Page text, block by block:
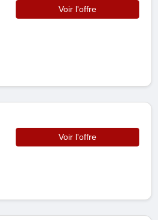
Voir l'offre
Voir l'offre